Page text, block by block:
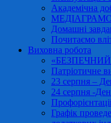
Академічна
Домашні
Почитаємо
Виховна робота
Патріотичне
23 серпня –
24 серпня -
Графік